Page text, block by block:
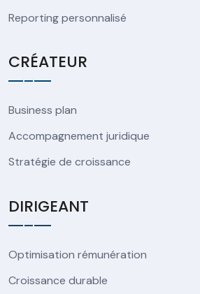
Reporting personnalisé
CRÉATEUR
Business plan
Accompagnement juridique
Stratégie de croissance
DIRIGEANT
Optimisation rémunération
Croissance durable